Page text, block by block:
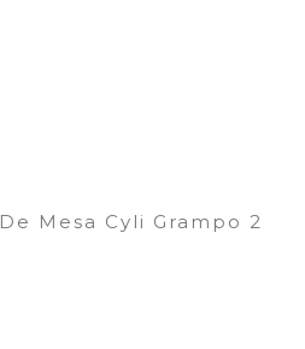
De Mesa Cyli Grampo 2